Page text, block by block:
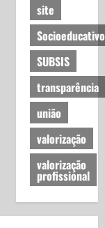
site
Socioeducativo
SUBSIS
transparência
união
valorização
valorização
profissional